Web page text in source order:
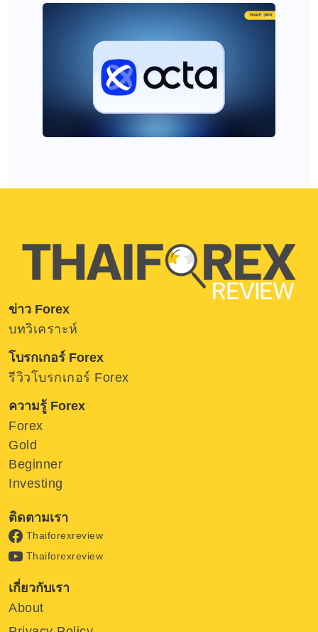
ข่าว Forex
บทวิเคราะห์
โบรกเกอร์ Forex
รีวิวโบรกเกอร์ Forex
ความรู้ Forex
Forex
Gold
Beginner
Investing
ติดตามเรา
Thaiforexreview
Thaiforexreview
เกี่ยวกับเรา
About